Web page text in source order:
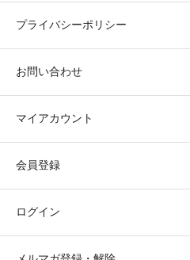
プライバシーポリシー
お問い合わせ
マイアカウント
会員登録
ログイン